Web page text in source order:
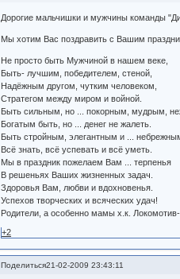
Дорогие мальчишки и мужчины команды
Мы хотим Вас поздравить с Вашим
Не просто быть Мужчиной в нашем веке,
Быть- лучшим, победителем, стеной,
Надёжным другом, чутким человеком,
Стратегом между миром и войной.
Быть сильным, но ... покорным, мудрым,
Богатым быть, но ... денег не жалеть.
Быть стройным, элегантным и ...
Всё знать, всё успевать и всё уметь.
Мы в праздник пожелаем Вам ... терпенья
В решеньях Ваших жизненных задач.
Здоровья Вам, любви и вдохновенья.
Успехов творческих и всяческих удач!
Родители, а особенно мамы х.к.
+2
Поделиться21-02-2009 23:43:11